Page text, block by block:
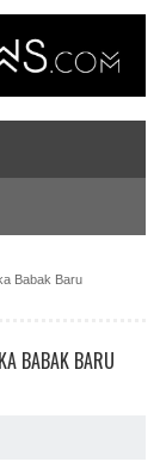
Babak Baru
BABAK BARU